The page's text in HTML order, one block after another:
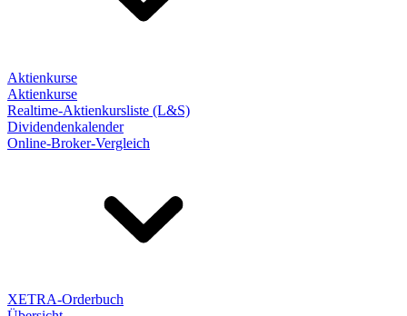
Aktienkurse
Aktienkurse
Realtime-Aktienkursliste (L&S)
Dividendenkalender
Online-Broker-Vergleich
XETRA-Orderbuch